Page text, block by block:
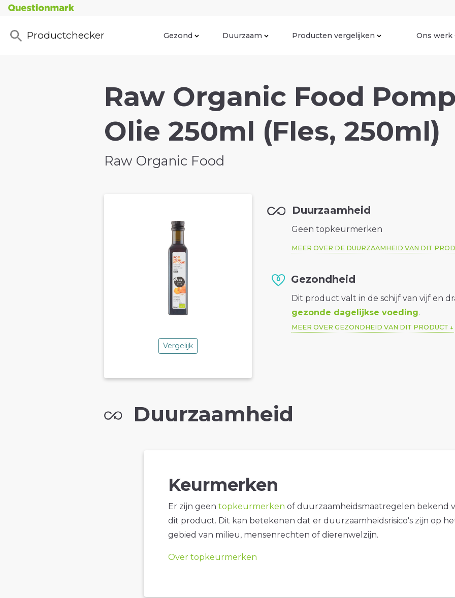
Productchecker Gezond Duurzaam Producten vergelijken Ons werk
Raw Organic Food
Olie 250ml (Fles, 250ml)
Raw Organic Food
Vergelijk
Duurzaamheid
Geen topkeurmerken
MEER OVER DE DUURZAAMHEID VAN DIT
Gezondheid
Dit product valt in de schijf van vijf en
gezonde dagelijkse voeding.
MEER OVER GEZONDHEID VAN DIT PRODUCT
Duurzaamheid
Keurmerken
Er zijn geen topkeurmerken of duurzaamheidsmaatregelen bekend
dit product. Dit kan betekenen dat er duurzaamheidsrisico's zijn op
gebied van milieu, mensenrechten of dierenwelzijn.
Over topkeurmerken